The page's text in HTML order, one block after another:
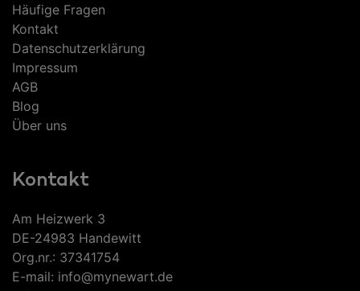
Häufige Fragen
Kontakt
Datenschutzerklärung
Impressum
AGB
Blog
Über uns
Kontakt
Am Heizwerk 3
DE-24983 Handewitt
Org.nr.: 37341754
E-mail: info@mynewart.de